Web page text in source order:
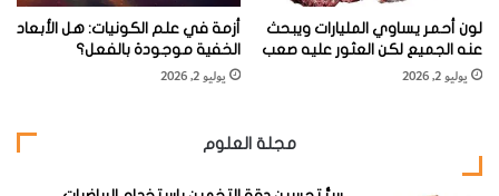
لم تنجح، تختار زوجاً آخر وتحاول مرة أخرى وأخرى، وأخرى.
العمل الشاق في هذه العملية هو ما يجعل النظام RSA آمناً.
لون أحمر يساوي المليارات ويبحث
عنه الجميع لكن العثور عليه صعب
يوليو 2, 2026
أزمة في علم الكونيات: هل الأبعاد
الخفية موجودة بالفعل؟
يوليو 2, 2026
مجلة العلوم